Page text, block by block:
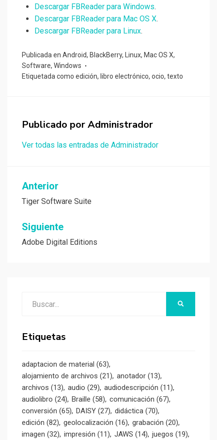
Descargar FBReader para Windows.
Descargar FBReader para Mac OS X.
Descargar FBReader para Linux.
Publicada en Android, BlackBerry, Linux, Mac OS X,
Software, Windows
Etiquetada como edición, libro electrónico, ocio, texto
Publicado porAdministrador
Ver todas las entradas de Administrador
Navegación
de
entradas
Anterior
Tiger Software Suite
Siguiente
Adobe Digital Editions
Etiquetas
adaptacion de material (63)
alojamiento de archivos (21) anotador (13)
archivos (13) audio (29) audiodescripción (11)
audiolibro (24) Braille (58) comunicación (67)
conversión (65) DAISY (27) didáctica (70)
edición (82) geolocalización (16) grabación (20)
imagen (32) impresión (11) JAWS (14) juegos (19)